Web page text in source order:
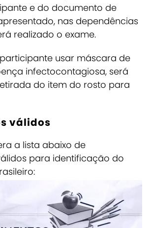
e do documento de
nas dependências
realizado o exame.
usar máscara de
infectocontagiosa, será
do item do rosto para
válidos
a lista abaixo de
para identificação do